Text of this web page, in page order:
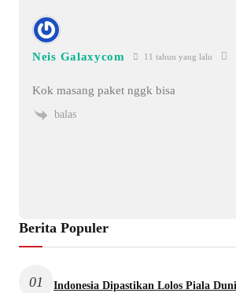
Neis Galaxycom 11 tahun yang lalu
Kok masang paket nggk bisa
balas
Berita Populer
01
Indonesia Dipastikan Lolos Piala